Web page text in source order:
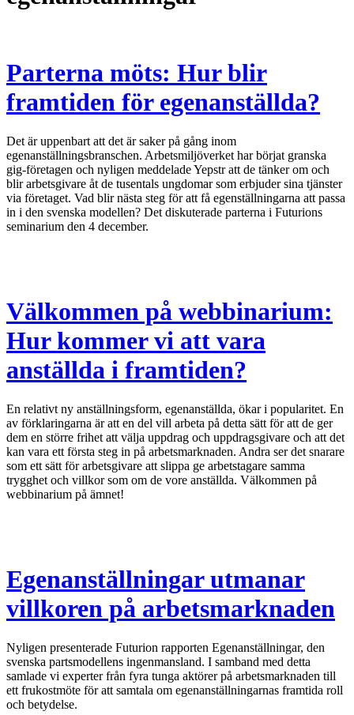
Parterna möts: Hur blir
framtiden för egenanställda?
Det är uppenbart att det är saker på gång inom
egenanställningsbranschen. Arbetsmiljöverket har börjat granska
gig-företagen och nyligen meddelade Yepstr att de tänker om och
blir arbetsgivare åt de tusentals ungdomar som erbjuder sina tjänster
via företaget. Vad blir nästa steg för att få egenställningarna att passa
in i den svenska modellen? Det diskuterade parterna i Futurions
seminarium den 4 december.
Välkommen på webbinarium:
Hur kommer vi att vara
anställda i framtiden?
En relativt ny anställningsform, egenanställda, ökar i popularitet. En
av förklaringarna är att en del vill arbeta på detta sätt för att de ger
dem en större frihet att välja uppdrag och uppdragsgivare och att det
kan vara ett första steg in på arbetsmarknaden. Andra ser det snarare
som ett sätt för arbetsgivare att slippa ge arbetstagare samma
trygghet och villkor som om de vore anställda. Välkommen på
webbinarium på ämnet!
Egenanställningar utmanar
villkoren på arbetsmarknaden
Nyligen presenterade Futurion rapporten Egenanställningar, den
svenska partsmodellens ingenmansland. I samband med detta
samlade vi experter från fyra tunga aktörer på arbetsmarknaden till
ett frukostmöte för att samtala om egenanställningarnas framtida roll
och betydelse.